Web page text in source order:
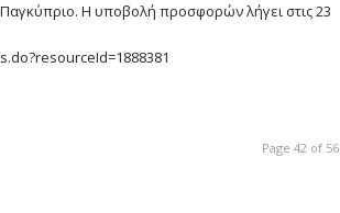
Η υποβολή προσφορών λήγει στις 23
Page 42 of 56